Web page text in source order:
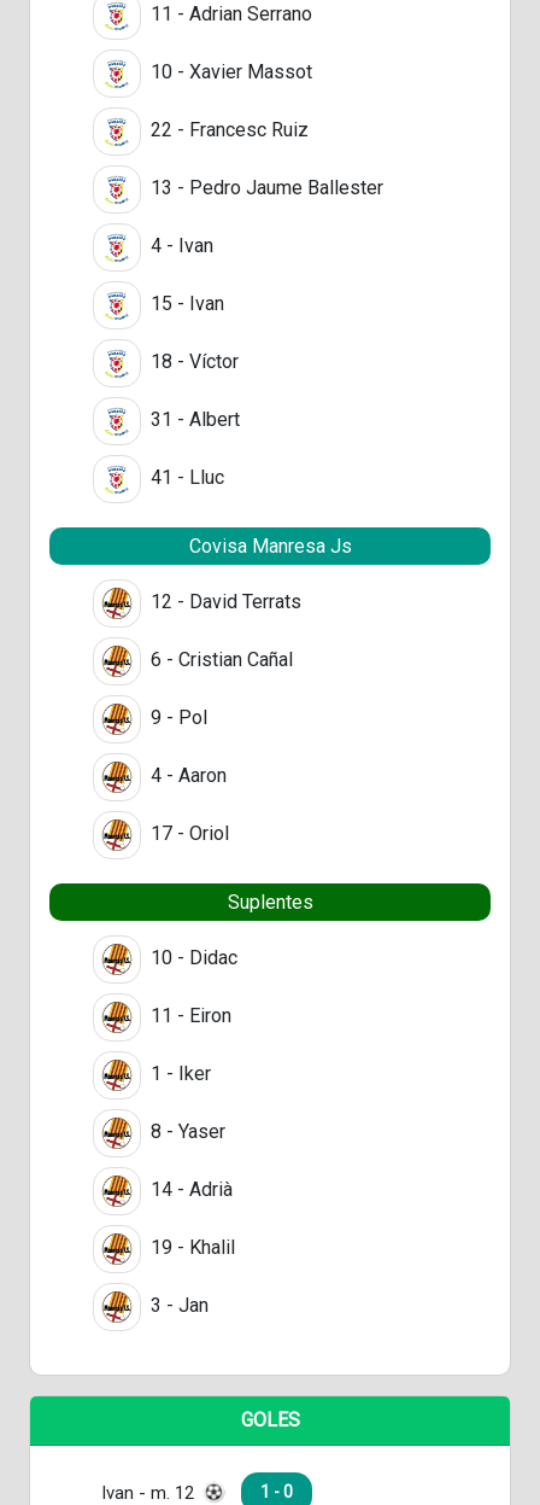
11 - Adrian Serrano
10 - Xavier Massot
22 - Francesc Ruiz
13 - Pedro Jaume Ballester
4 - Ivan
15 - Ivan
18 - Víctor
31 - Albert
41 - Lluc
Covisa Manresa Js
12 - David Terrats
6 - Cristian Cañal
9 - Pol
4 - Aaron
17 - Oriol
Suplentes
10 - Didac
11 - Eiron
1 - Iker
8 - Yaser
14 - Adrià
19 - Khalil
3 - Jan
GOLES
Ivan - m. 12 1 - 0